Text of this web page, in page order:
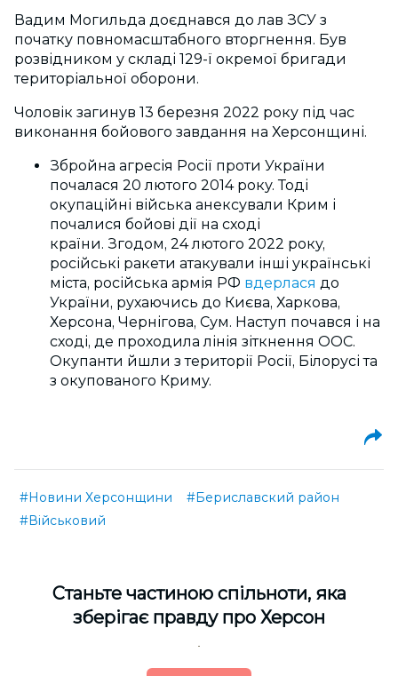
Вадим Могильда доєднався до лав ЗСУ з
початку повномасштабного вторгнення. Був
розвідником у складі 129-ї окремої бригади
територіальної оборони.
Чоловік загинув 13 березня 2022 року під час
виконання бойового завдання на Херсонщині.
Збройна агресія Росії проти України
почалася 20 лютого 2014 року. Тоді
окупаційні війська анексували Крим і
почалися бойові дії на сході
країни. Згодом, 24 лютого 2022 року,
російські ракети атакували інші українські
міста, російська армія РФ вдерлася до
України, рухаючись до Києва, Харкова,
Херсона, Чернігова, Сум. Наступ почався і на
сході, де проходила лінія зіткнення ООС.
Окупанти йшли з території Росії, Білорусі та
з окупованого Криму.
#Новини Херсонщини
#Бериславский район
#Військовий
Cтаньте частиною спільноти, яка
зберігає правду про Херсон